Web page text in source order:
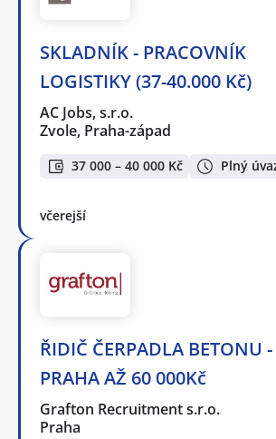
SKLADNÍK - PRACOVNÍK
LOGISTIKY (37-40.000 Kč)
AC Jobs, s.r.o.
Zvole, Praha-západ
37 000 – 40 000 Kč Plný
včerejší
ŘIDIČ ČERPADLA BETONU -
PRAHA AŽ 60 000Kč
Grafton Recruitment s.r.o.
Praha